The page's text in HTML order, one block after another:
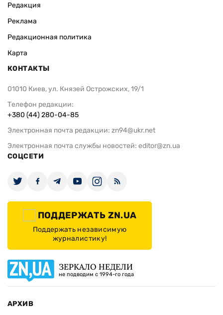
Редакция
Реклама
Редакционная политика
Карта
КОНТАКТЫ
01010 Киев, ул. Князей Острожских, 19/1
Телефон редакции:
+380 (44) 280-04-85
Электронная почта редакции: zn94@ukr.net
Электронная почта службы новостей: editor@zn.ua
СОЦСЕТИ
ПОДДЕРЖАТЬ ZN.UA
Поддержать независимую
журналистику!
ЗЕРКАЛО НЕДЕЛИ
не подводим с 1994-го года
АРХИВ